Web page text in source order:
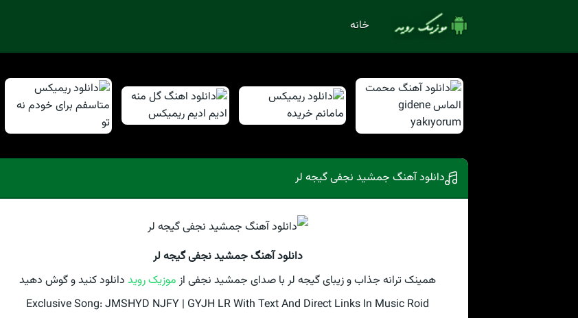
خانه
دانلود آهنگ جمشید نجفی گیجه لر
دانلود آهنگ جمشید نجفی گیجه لر
همینک ترانه جذاب و زیبای گیجه لر با صدای جمشید نجفی از موزیک رویددانلود کنید و گوش دهید
Exclusive Song: JMSHYD NJFY | GYJH LR With Text And Direct Links In Music Roid